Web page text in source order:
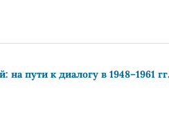
пути к диалогу в 1948–1961 гг.